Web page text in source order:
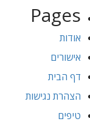
Pages
אודות
אישורים
דף הבית
הצהרת נגישות
טיפים